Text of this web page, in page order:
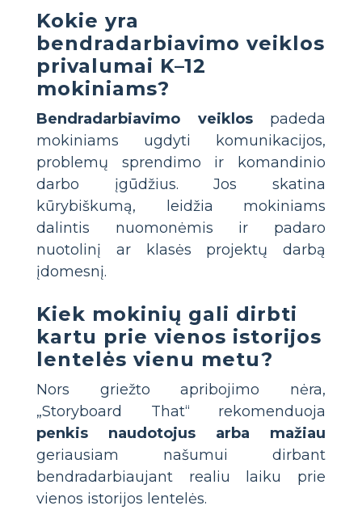
Kokie yra
bendradarbiavimo veiklos
privalumai K–12
mokiniams?
Bendradarbiavimo veiklospadeda
mokiniams ugdyti komunikacijos,
problemų sprendimo ir komandinio
darbo įgūdžius. Jos skatina
kūrybiškumą, leidžia mokiniams
dalintis nuomonėmis ir padaro
nuotolinį ar klasės projektų darbą
įdomesnį.
Kiek mokinių gali dirbti
kartu prie vienos istorijos
lentelės vienu metu?
Nors griežto apribojimo nėra,
„Storyboard That“ rekomenduoja
penkis naudotojus arba mažiau
geriausiam našumui dirbant
bendradarbiaujant realiu laiku prie
vienos istorijos lentelės.